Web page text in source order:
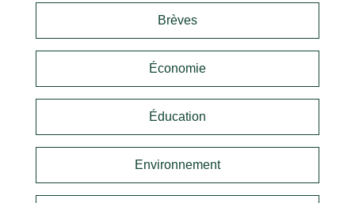
Brèves
Économie
Éducation
Environnement